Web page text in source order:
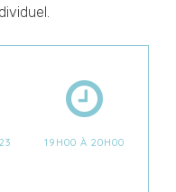
19H00 À 20H00